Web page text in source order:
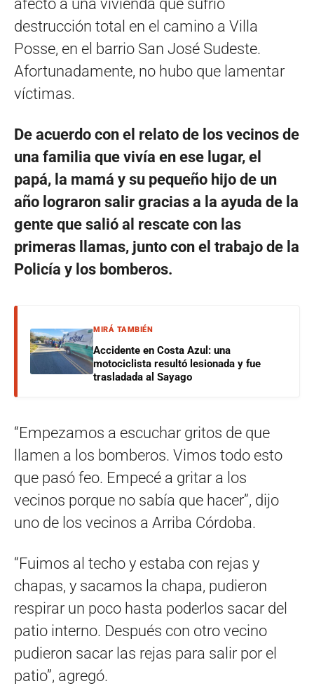
afectó a una vivienda que sufrió
destrucción total en el camino a Villa
Posse, en el barrio San José Sudeste.
Afortunadamente, no hubo que lamentar
víctimas.
De acuerdo con el relato de los vecinos de
una familia que vivía en ese lugar, el
papá, la mamá y su pequeño hijo de un
año lograron salir gracias a la ayuda de la
gente que salió al rescate con las
primeras llamas, junto con el trabajo de la
Policía y los bomberos.
MIRÁ TAMBIÉN
Accidente en Costa Azul: una
motociclista resultó lesionada y fue
trasladada al Sayago
“Empezamos a escuchar gritos de que
llamen a los bomberos. Vimos todo esto
que pasó feo. Empecé a gritar a los
vecinos porque no sabía que hacer”, dijo
uno de los vecinos a Arriba Córdoba.
“Fuimos al techo y estaba con rejas y
chapas, y sacamos la chapa, pudieron
respirar un poco hasta poderlos sacar del
patio interno. Después con otro vecino
pudieron sacar las rejas para salir por el
patio”, agregó.